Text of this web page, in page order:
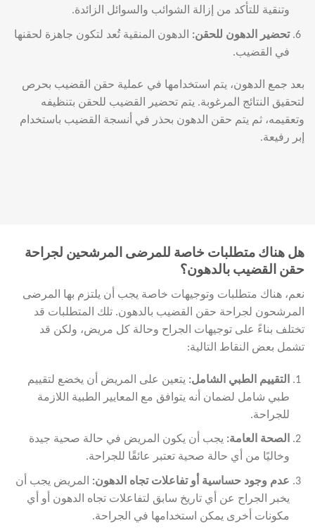
وتنقية للتأكد من إزالة الشوائب والسوائل الزائدة.
تحضير الدهون للحقن: الدهون المنقية تُعد لتكون جاهزة لحقنها
في القضيب.
بعد جمع الدهون، يتم استخدامها في عملية حقن القضيب بحرص
لتحقيق النتائج المرغوبة. يتم تحضير القضيب للحقن بتنظيفه
وتعقيمه، ثم يتم حقن الدهون بحذر في أنسجة القضيب باستخدام
إبر رفيعة.
هل هناك متطلبات خاصة للمرضى المرشحين لجراحة
حقن القضيب بالدهون؟
نعم، هناك متطلبات وتوجيهات خاصة يجب أن يلتزم بها المرضى
المرشحون لجراحة حقن القضيب بالدهون. تلك المتطلبات قد
تختلف بناءً على توجيهات الجراح وحالة كل مريض، ولكن قد
تشمل بعض النقاط التالية:
التقييم الطبي الشامل: يتعين على المريض أن يخضع لتقييم
طبي شامل لضمان أنه يتوافق مع المعايير الطبية اللازمة
للجراحة.
الصحة العامة: يجب أن يكون المريض في حالة صحية جيدة
وخاليًا من أي حالة صحية تعتبر عائقًا للجراحة.
عدم وجود حساسية أو تفاعلات تجاه الدهون: المريض يجب أن
يخبر الجراح عن أي تاريخ سابق لتفاعلات تجاه الدهون أو أي
مكونات أخرى يمكن استخدامها في الجراحة.